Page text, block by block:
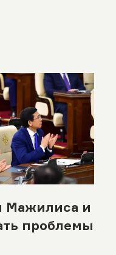
Мажилиса и
проблемы